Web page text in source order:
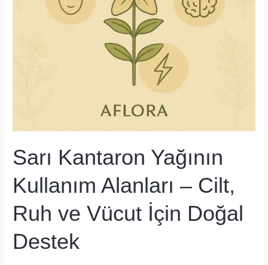
Sarı Kantaron Yağının
Kullanım Alanları – Cilt,
Ruh ve Vücut İçin Doğal
Destek